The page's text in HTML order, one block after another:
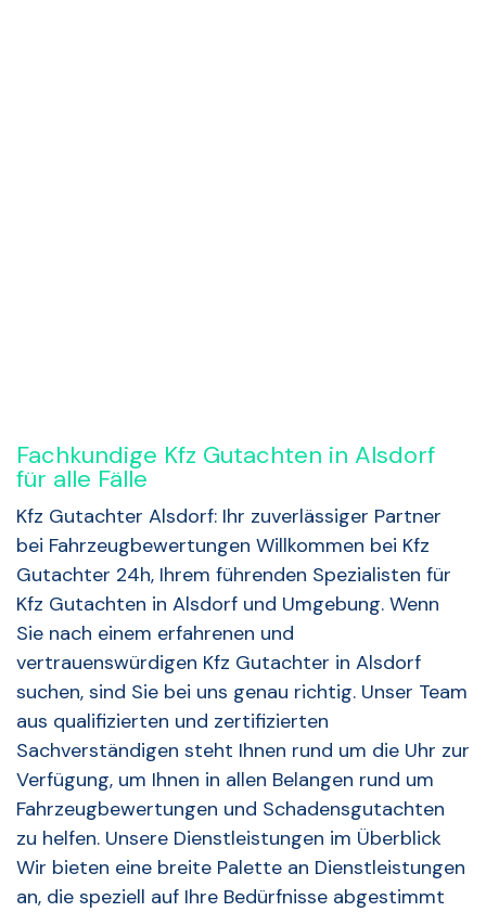
Fachkundige Kfz Gutachten in Alsdorf
für alle Fälle
Kfz Gutachter Alsdorf: Ihr zuverlässiger Partner
bei Fahrzeugbewertungen Willkommen bei Kfz
Gutachter 24h, Ihrem führenden Spezialisten für
Kfz Gutachten in Alsdorf und Umgebung. Wenn
Sie nach einem erfahrenen und
vertrauenswürdigen Kfz Gutachter in Alsdorf
suchen, sind Sie bei uns genau richtig. Unser Team
aus qualifizierten und zertifizierten
Sachverständigen steht Ihnen rund um die Uhr zur
Verfügung, um Ihnen in allen Belangen rund um
Fahrzeugbewertungen und Schadensgutachten
zu helfen. Unsere Dienstleistungen im Überblick
Wir bieten eine breite Palette an Dienstleistungen
an, die speziell auf Ihre Bedürfnisse abgestimmt